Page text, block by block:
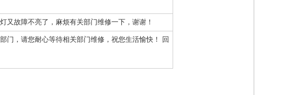
又故障不亮了，麻烦有关部门维修一下，谢谢！
门，请您耐心等待相关部门维修，祝您生活愉快！ 回